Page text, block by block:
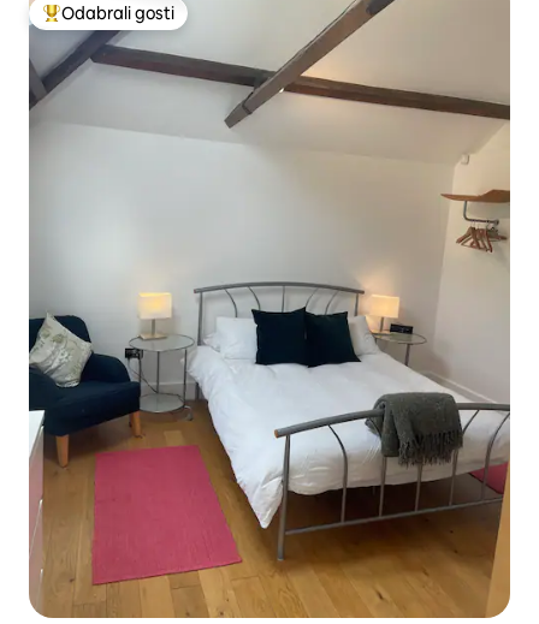
Među najviše rangiranima s oznakom „Odabrali gosti”
Odabrali gosti